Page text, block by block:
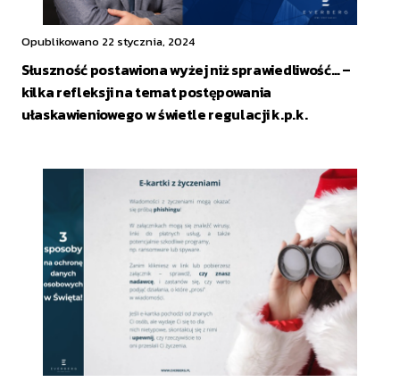
Opublikowano 22 stycznia, 2024
Słuszność postawiona wyżej niż sprawiedliwość… –
kilka refleksji na temat postępowania
ułaskawieniowego w świetle regulacji k.p.k.